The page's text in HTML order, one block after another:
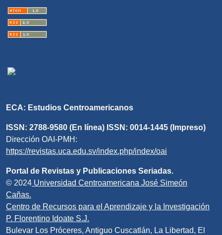
ECA: Estudios Centroamericanos
ISSN: 2788-9580 (En línea) ISSN: 0014-1445 (Impreso)
Dirección OAI-PMH:
https://revistas.uca.edu.sv/index.php/index/oai
Portal de Revistas y Publicaciones Seriadas.
© 2024 Universidad Centroamericana José Simeón
Cañas.
Centro de Recursos para el Aprendizaje y la Investigación
P. Florentino Idoate S.J.
Bulevar Los Próceres, Antiguo Cuscatlán, La Libertad, El